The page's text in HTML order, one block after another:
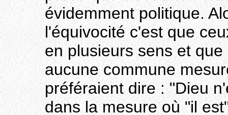
évidemment politique.
l'équivocité c'est que
en plusieurs sens et
aucune commune
préféraient dire : "Dieu
dans la mesure où "il